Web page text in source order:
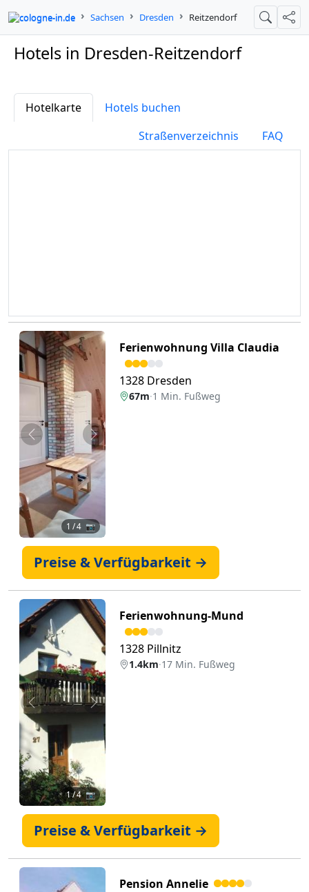
cologne-in.de Sachsen Dresden Reitzendorf Suche
Hotels in Dresden-Reitzendorf
Hotelkarte
Hotels buchen
Straßenverzeichnis
FAQ
Zurück Weiter
1 / 4 📷
Ferienwohnung Villa Claudia
1328 Dresden
67m·1 Min. Fußweg
Preise & Verfügbarkeit →
Zurück Weiter
1/ 4 📷
Ferienwohnung-Mund
1328 Pillnitz
1.4km·17 Min. Fußweg
Preise & Verfügbarkeit →
Pension Annelie